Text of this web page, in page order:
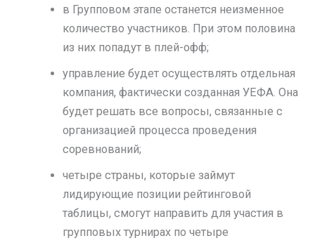
в Групповом этапе останется неизменное
количество участников. При этом половина
из них попадут в плей-офф;
управление будет осуществлять отдельная
компания, фактически созданная УЕФА. Она
будет решать все вопросы, связанные с
организацией процесса проведения
соревнований;
четыре страны, которые займут
лидирующие позиции рейтинговой
таблицы, смогут направить для участия в
групповых турнирах по четыре